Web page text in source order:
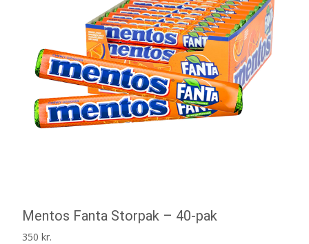
Mentos Fanta Storpak – 40-pak
350 kr.